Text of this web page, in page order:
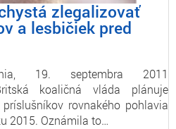
zlegalizovať
a lesbičiek pred
19. septembra 2011
koaličná vláda plánuje
rovnakého pohlavia
2015. Oznámila to…